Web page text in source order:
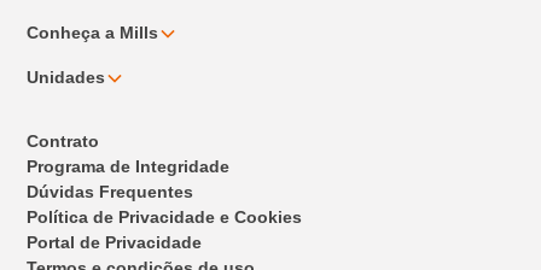
Conheça a Mills
Unidades
Contrato
Programa de Integridade
Dúvidas Frequentes
Política de Privacidade e Cookies
Portal de Privacidade